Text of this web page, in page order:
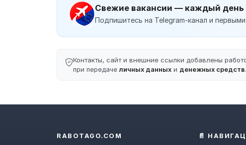
Свежие вакансии — каждый день
Подпишитесь на Telegram-канал и
Контакты, сайт и внешние ссылки добавлены
при передачеличных данных и денежных средств.
RABOTAGO.COM 📄